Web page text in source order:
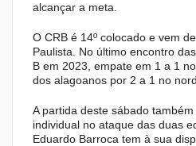
alcançar a meta.
O CRB é 14º colocado e vem
Paulista. No último encontro
B em 2023, empate em 1 a 1
dos alagoanos por 2 a 1 no
A partida deste sábado
individual no ataque das duas
Eduardo Barroca tem à sua